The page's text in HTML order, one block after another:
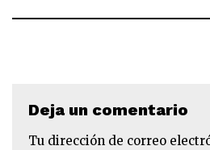
Deja un comentario
Tu dirección de correo